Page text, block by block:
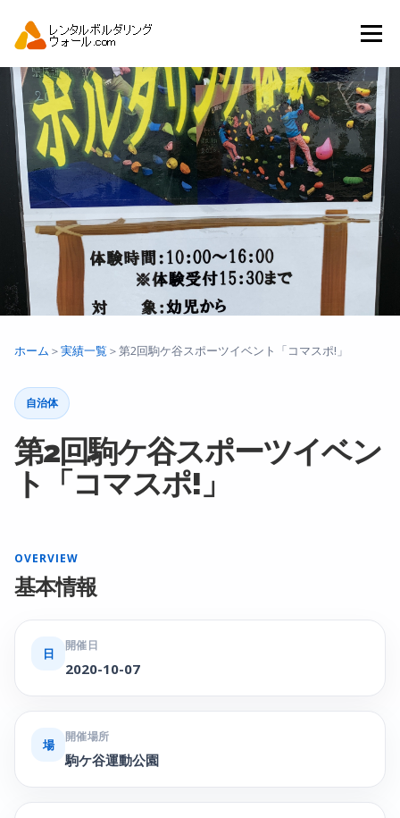
メニュー
トップ 自動見積り 商品一覧
アーバンスポーツイベント.JP
ホーム ＞実績一覧 ＞第2回駒ケ谷スポーツイベント「コマスポ!」
自治体
第2回駒ケ谷スポーツイベン
ト「コマスポ!」
OVERVIEW
基本情報
日
開催日
2020-10-07
場
開催場所
駒ケ谷運動公園